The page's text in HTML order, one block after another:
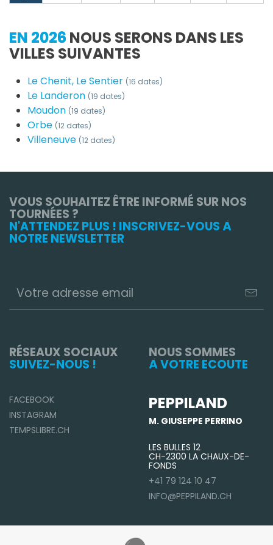
EN 2026 NOUS SERONS DANS LES
VILLES SUIVANTES
Le Chenit, Le Sentier (16 dates)
Le Landeron (19 dates)
Moudon (19 dates)
Orbe (12 dates)
Villeneuve (12 dates)
VOUS SOUHAITEZ ÊTRE INFORMÉ SUR NOS
TOURNÉES ?
N'ATTENDEZ PLUS ! INSCRIVEZ-VOUS À
NOTRE NEWSLETTER
RÉSEAUX SOCIAUX
SUIVEZ-NOUS !
FACEBOOK
INSTAGRAM
TEMPSLIBRE.CH
NOUS SOMMES
À VOTRE ÉCOUTE
PEPPILAND
M. GIUSEPPE PERRINO
LES BULLES 12
CH-2300 LA CHAUX-DE-
FONDS
+41 79 124 10 47
INFO@PEPPILAND.CH